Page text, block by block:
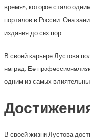
время», которое стало
порталов в России. Она
издания до сих пор.
В своей карьере Лустова
наград. Ее
одним из самых
В своей жизни Лустова